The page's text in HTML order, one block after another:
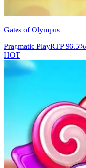
Gates of Olympus
Pragmatic PlayRTP96.5%
HOT